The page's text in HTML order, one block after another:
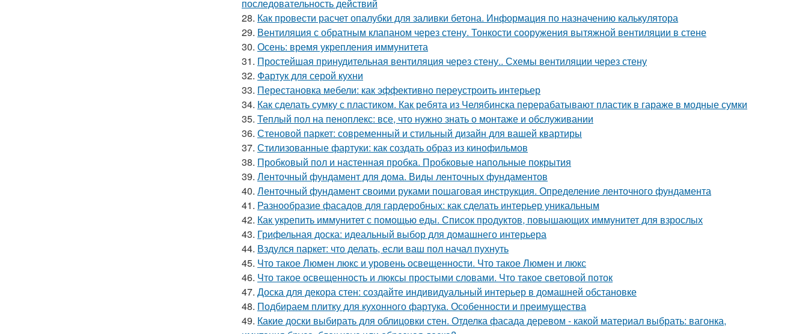
последовательность действий
28. Как провести расчет опалубки для заливки бетона. Информация по назначению калькулятора
29. Вентиляция с обратным клапаном через стену. Тонкости сооружения вытяжной вентиляции в стене
30. Осень: время укрепления иммунитета
31. Простейшая принудительная вентиляция через стену.. Схемы вентиляции через стену
32. Фартук для серой кухни
33. Перестановка мебели: как эффективно переустроить интерьер
34. Как сделать сумку с пластиком. Как ребята из Челябинска перерабатывают пластик в гараже в модные сумки
35. Теплый пол на пеноплекс: все, что нужно знать о монтаже и обслуживании
36. Стеновой паркет: современный и стильный дизайн для вашей квартиры
37. Стилизованные фартуки: как создать образ из кинофильмов
38. Пробковый пол и настенная пробка. Пробковые напольные покрытия
39. Ленточный фундамент для дома. Виды ленточных фундаментов
40. Ленточный фундамент своими руками пошаговая инструкция. Определение ленточного фундамента
41. Разнообразие фасадов для гардеробных: как сделать интерьер уникальным
42. Как укрепить иммунитет с помощью еды. Список продуктов, повышающих иммунитет для взрослых
43. Грифельная доска: идеальный выбор для домашнего интерьера
44. Вздулся паркет: что делать, если ваш пол начал пухнуть
45. Что такое Люмен люкс и уровень освещенности. Что такое Люмен и люкс
46. Что такое освещенность и люксы простыми словами. Что такое световой поток
47. Доска для декора стен: создайте индивидуальный интерьер в домашней обстановке
48. Подбираем плитку для кухонного фартука. Особенности и преимущества
49. Какие доски выбирать для облицовки стен. Отделка фасада деревом - какой материал выбрать: вагонка,